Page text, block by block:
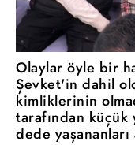
Olaylar öyle bir
Şevket'in dahil
kimliklerinin
tarafından
dede